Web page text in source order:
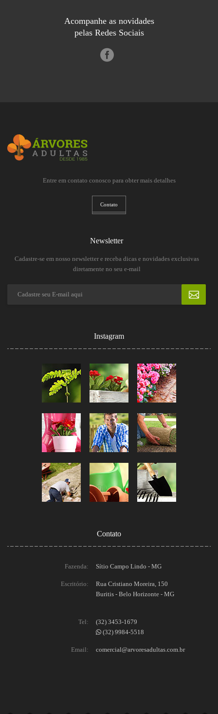
Acompanhe as novidades
pelas Redes Sociais
Entre em contato conosco para obter mais detalhes
Contato
Newsletter
Cadastre-se em nosso newsletter e receba dicas e novidades exclusivas
diretamente no seu e-mail
Instagram
Contato
Fazenda: Sítio Campo Lindo - MG
Escritório:
Rua Cristiano Moreira, 150
Buritis - Belo Horizonte - MG
Tel:
(32) 3453-1679
(32) 9984-5518
Email: comercial@arvoresadultas.com.br